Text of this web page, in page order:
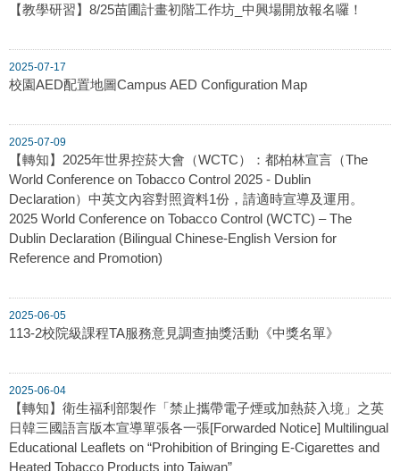
【教學研習】8/25苗圃計畫初階工作坊_中興場開放報名囉！
2025-07-17
校園AED配置地圖Campus AED Configuration Map
2025-07-09
【轉知】2025年世界控菸大會（WCTC）：都柏林宣言（The
World Conference on Tobacco Control 2025 - Dublin
Declaration）中英文內容對照資料1份，請適時宣導及運用。
2025 World Conference on Tobacco Control (WCTC) – The
Dublin Declaration (Bilingual Chinese-English Version for
Reference and Promotion)
2025-06-05
113-2校院級課程TA服務意見調查抽獎活動《中獎名單》
2025-06-04
【轉知】衛生福利部製作「禁止攜帶電子煙或加熱菸入境」之英
日韓三國語言版本宣導單張各一張[Forwarded Notice] Multilingual
Educational Leaflets on “Prohibition of Bringing E-Cigarettes and
Heated Tobacco Products into Taiwan”